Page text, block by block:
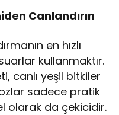
Canlandırın
en hızlı
kullanmaktır.
canlı yeşil bitkiler
sadece pratik
olarak da çekicidir.